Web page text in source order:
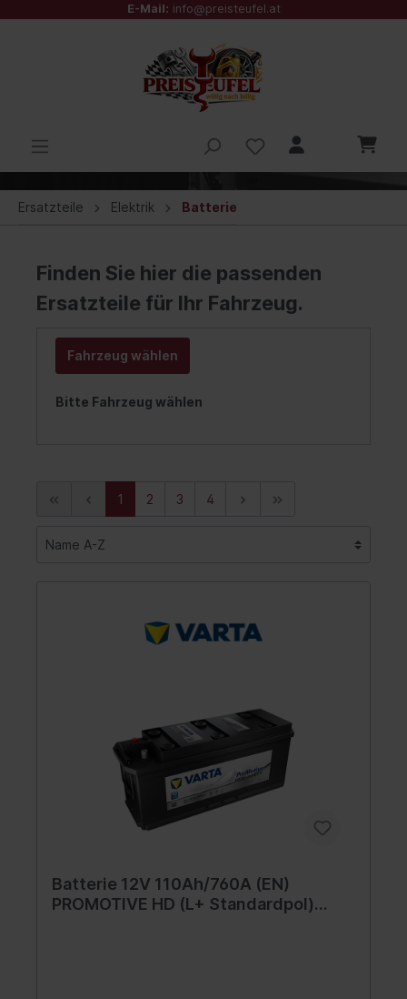
E-Mail: info@preisteufel.at
Ersatzteile Elektrik Batterie
Finden Sie hier die passenden
Ersatzteile für Ihr Fahrzeug.
Fahrzeug wählen
Bitte Fahrzeug wählen
1 2 3 4
Batterie 12V 110Ah/760A (EN)
PROMOTIVE HD (L+ Standardpol)